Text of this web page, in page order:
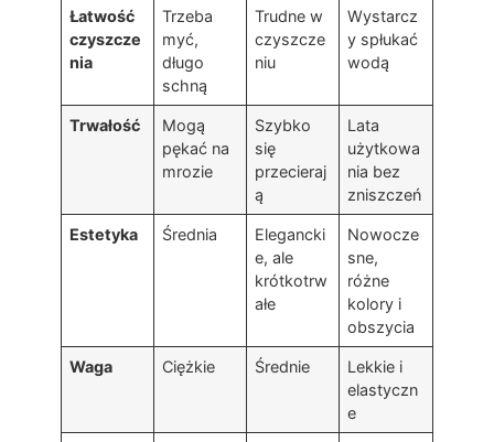
Łatwość
czyszcze
nia
Trzeba
myć,
długo
schną
Trudne w
czyszcze
niu
Wystarcz
y spłukać
wodą
Trwałość
Mogą
pękać na
mrozie
Szybko
się
przecieraj
ą
Lata
użytkowa
nia bez
zniszczeń
Estetyka Średnia
Elegancki
e, ale
krótkotrw
ałe
Nowocze
sne,
różne
kolory i
obszycia
Waga Ciężkie Średnie
Lekkie i
elastyczn
e